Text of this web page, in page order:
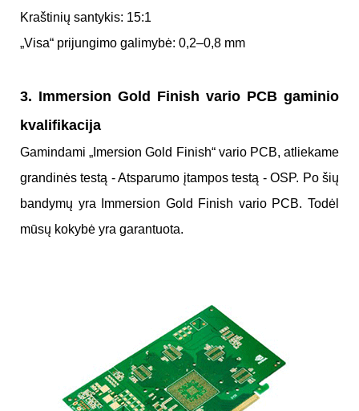
Kraštinių santykis: 15:1
„Visa“ prijungimo galimybė: 0,2–0,8 mm
3. Immersion Gold Finish vario PCB gaminio
kvalifikacija
Gamindami „Imersion Gold Finish“ vario PCB, atliekame
grandinės testą - Atsparumo įtampos testą - OSP. Po šių
bandymų yra Immersion Gold Finish vario PCB. Todėl
mūsų kokybė yra garantuota.